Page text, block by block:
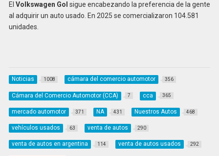
El Volkswagen Gol sigue encabezando la preferencia de la gente
al adquirir un auto usado. En 2025 se comercializaron 104.581
unidades.
Noticias 1008 cámara del comercio automotor 356
Cámara del Comercio Automotor (CCA) 7 cca 365
mercado automotor 371 NA 431 Nuestros Autos 468
vehículos usados 63 venta de autos 290
venta de autos en argentina 114 venta de autos usados 292